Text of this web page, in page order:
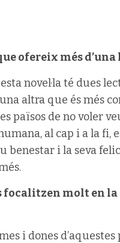
ofereix més
novel·la té dues
altra que és més
països de no voler
al cap i a la fi,
benestar i la seva
focalitzen molt en
i dones